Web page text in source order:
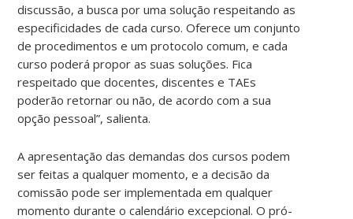
discussão, a busca por uma solução respeitando as
especificidades de cada curso. Oferece um conjunto
de procedimentos e um protocolo comum, e cada
curso poderá propor as suas soluções. Fica
respeitado que docentes, discentes e TAEs
poderão retornar ou não, de acordo com a sua
opção pessoal”, salienta.
A apresentação das demandas dos cursos podem
ser feitas a qualquer momento, e a decisão da
comissão pode ser implementada em qualquer
momento durante o calendário excepcional. O pró-